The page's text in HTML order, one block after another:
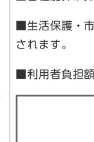
■生活保護・
されます。
■利用者負担